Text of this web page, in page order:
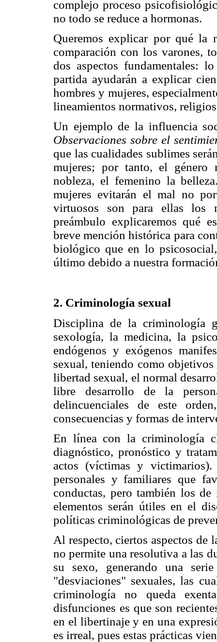
complejo proceso
no todo se reduce a hormonas.
Queremos explicar por qué la
comparación con los varones,
dos aspectos fundamentales:
partida ayudarán a explicar
hombres y mujeres,
lineamientos normativos,
Un ejemplo de la influencia
Observaciones sobre el
que las cualidades sublimes
mujeres; por tanto, el
nobleza, el femenino la
mujeres evitarán el mal no
virtuosos son para ellas los
preámbulo explicaremos qué
breve mención histórica para
biológico que en lo
último debido a nuestra
2. Criminología sexual
Disciplina de la criminología
sexología, la medicina, la
endógenos y exógenos
sexual, teniendo como
libertad sexual, el normal
libre desarrollo de la
delincuenciales de este
consecuencias y formas de
En línea con la criminología
diagnóstico, pronóstico y
actos (víctimas y
personales y familiares que
conductas, pero también los
elementos serán útiles en el
políticas criminológicas de
Al respecto, ciertos aspectos de
no permite una resolutiva a las
su sexo, generando una
"desviaciones" sexuales, las
criminología no queda
disfunciones es que son
en el libertinaje y en una
es irreal, pues estas prácticas